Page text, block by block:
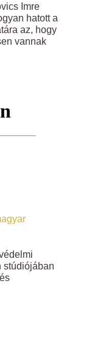
Imre
hatott a
az, hogy
vannak
stúdiójában